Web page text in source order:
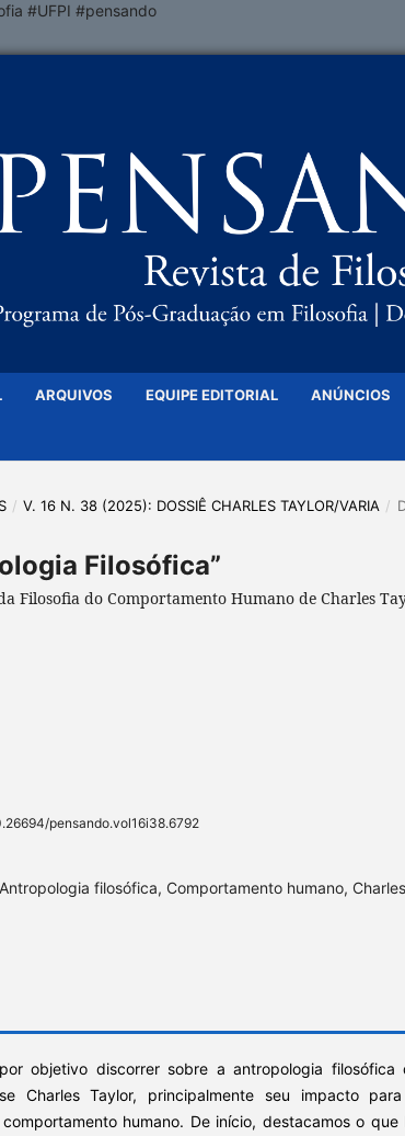
#UFPI #pensando
ARQUIVOS EQUIPE EDITORIAL ANÚNCIOS
/ V. 16 N. 38 (2025): DOSSIÊ CHARLES TAYLOR/VARIA /
Filosófica”
Filosofia do Comportamento Humano de Charles
pensando.vol16i38.6792
Antropologia filosófica, Comportamento humano, Charles
objetivo discorrer sobre a antropologia filosófica
Charles Taylor, principalmente seu impacto
humano. De início, destacamos o que